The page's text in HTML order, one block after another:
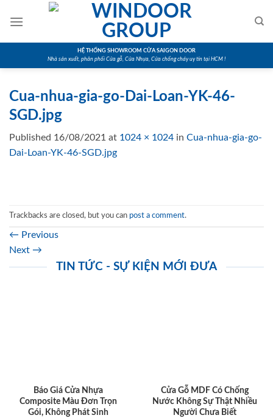
HỆ THỐNG SHOWROOM CỬA SAIGON DOOR
Nhà sản xuất, phân phối Cửa gỗ, Cửa Nhựa, Cửa chống cháy uy tín tại HCM !
Cua-nhua-gia-go-Dai-Loan-YK-46-
SGD.jpg
Published 16/08/2021 at 1024 × 1024 in Cua-nhua-gia-go-
Dai-Loan-YK-46-SGD.jpg
Trackbacks are closed, but you can post a comment.
← Previous
Next →
TIN TỨC - SỰ KIỆN MỚI ĐƯA
Báo Giá Cửa Nhựa
Composite Màu Đơn Trọn
Gói, Không Phát Sinh
Cửa Gỗ MDF Có Chống
Nước Không Sự Thật Nhiều
Người Chưa Biết